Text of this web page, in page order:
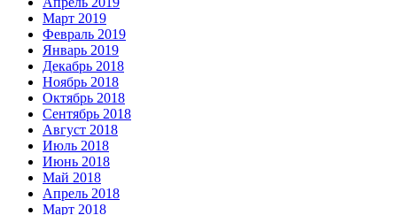
Март 2019
Февраль 2019
Январь 2019
Декабрь 2018
Ноябрь 2018
Октябрь 2018
Сентябрь 2018
Август 2018
Июль 2018
Июнь 2018
Май 2018
Апрель 2018
Март 2018